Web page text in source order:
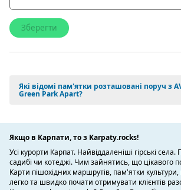
Які відомі пам'ятки розташовані поруч з
Green Park Apart?
Якщо в Карпати, то з Karpaty.rocks!
Усі курорти Карпат. Найвіддаленіші гірські
садибі чи котеджі. Чим зайнятись, що цікавого
Карти пішохідних маршрутів, пам'ятки культури,
легко та швидко почати отримувати клієнтів